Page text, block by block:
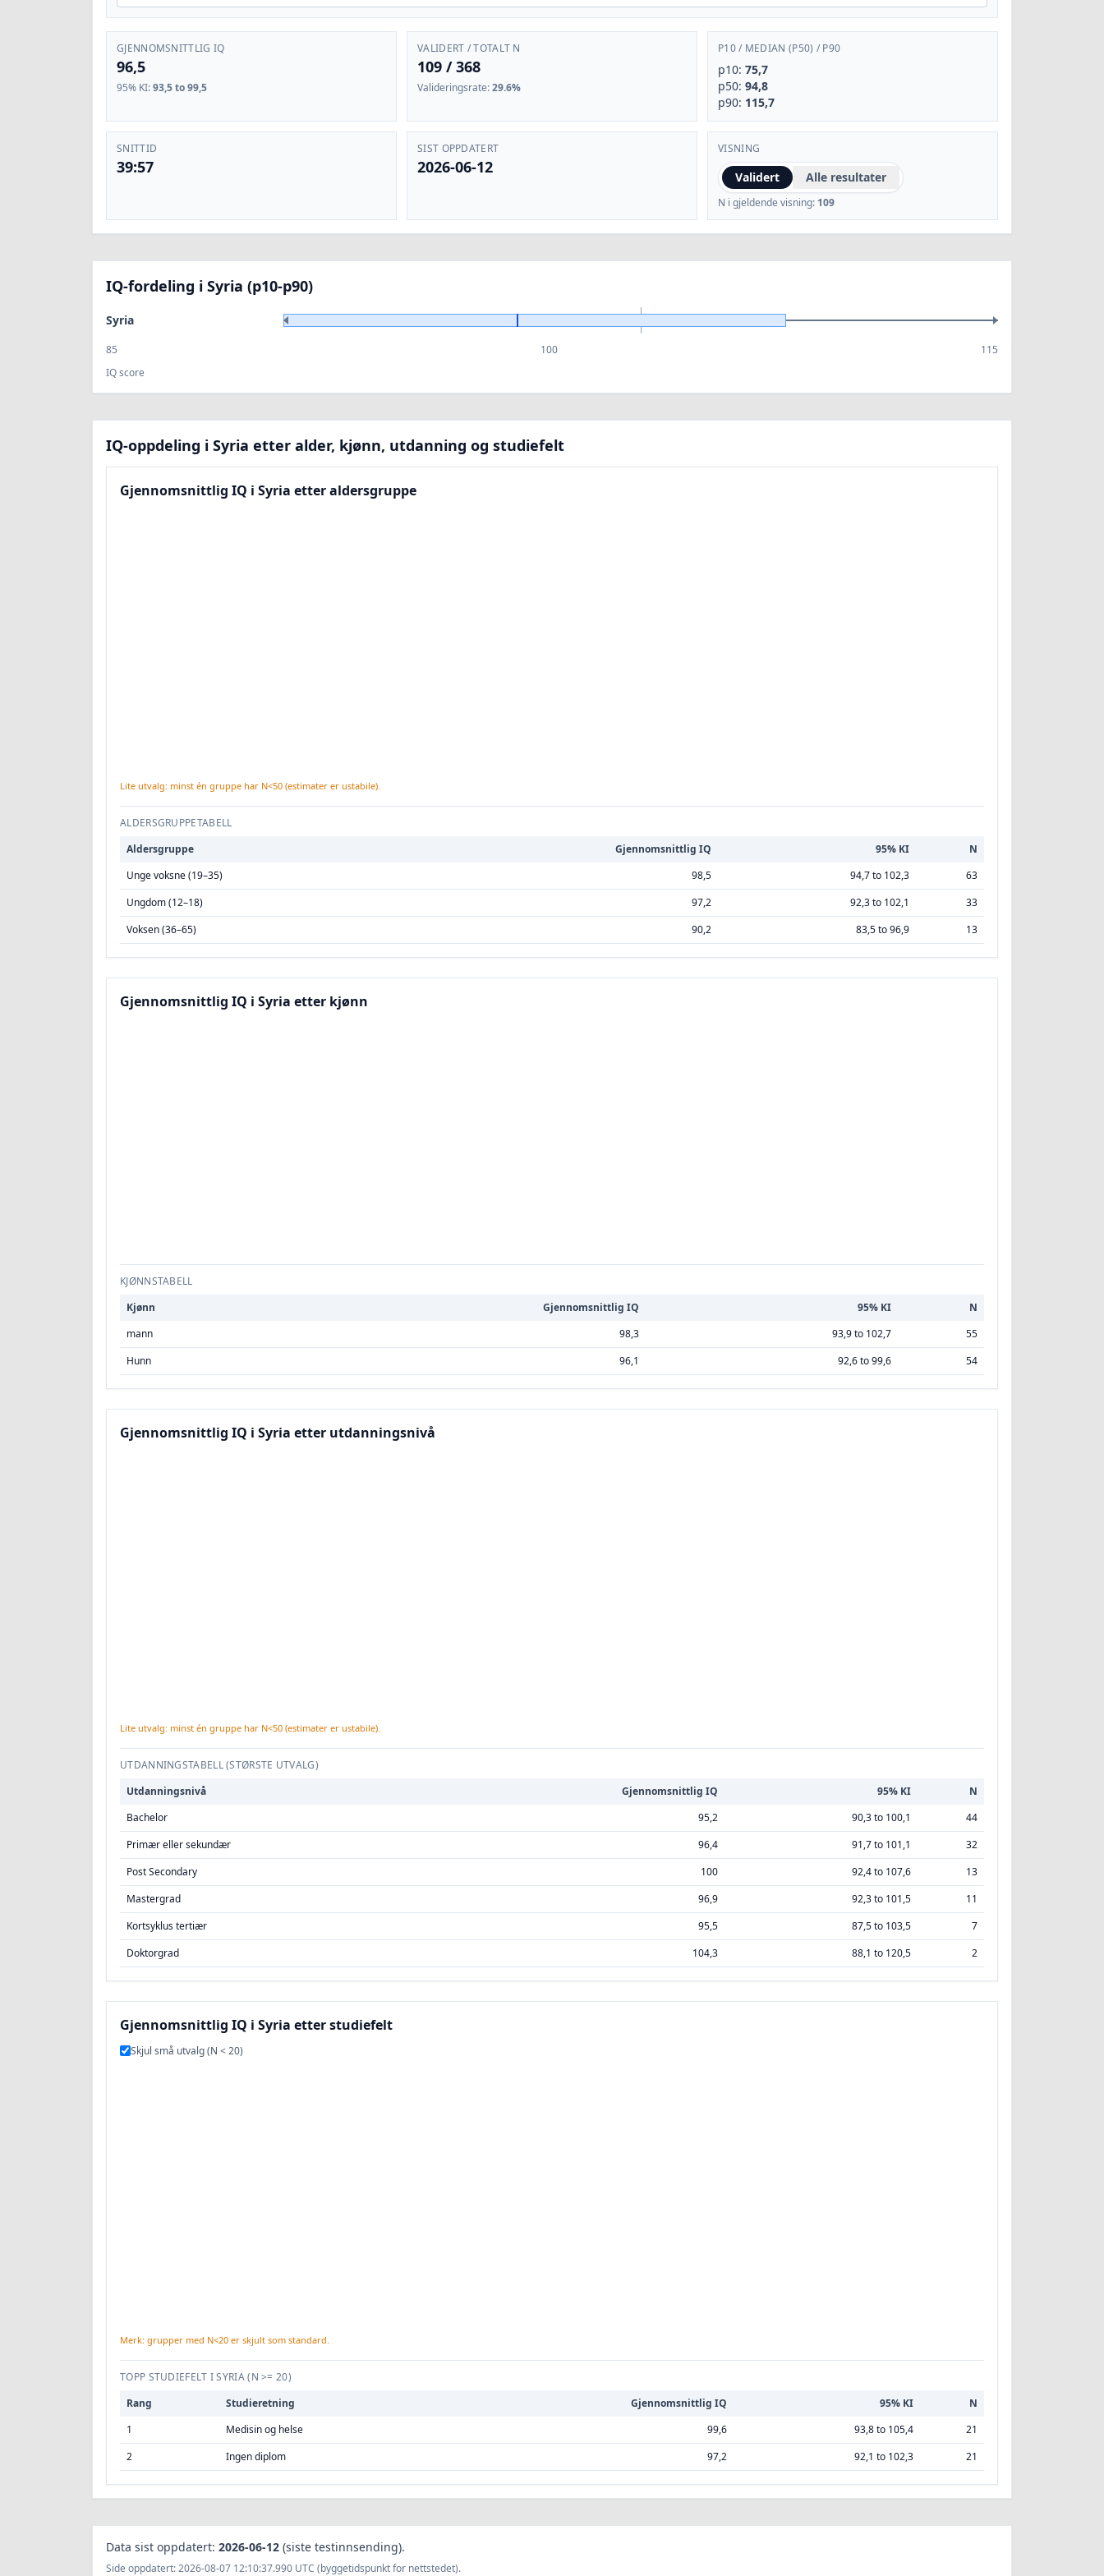
GJENNOMSNITTLIG IQ
96,5
95% KI:93,5 to 99,5
VALIDERT / TOTALT N
109 /368
Valideringsrate:29.6%
P10/ MEDIAN (P50) / P90
p10: 75,7
p50: 94,8
p90: 115,7
SNITTID
39:57
SIST OPPDATERT
2026-06-12
VISNING
Validert Alle resultater
N i gjeldende visning: 109
IQ-fordeling i Syria (p10-p90)
Syria
85 100
115
IQ score
IQ-oppdeling i Syria etter alder, kjønn, utdanning og studiefelt
Gjennomsnittlig IQ i Syria etter aldersgruppe
Lite utvalg: minst én gruppe har N<50 (estimater er ustabile).
ALDERSGRUPPETABELL
Aldersgruppe
Gjennomsnittlig IQ 95% KI
N
Unge voksne (19–35)
98,5 94,7 to 102,3
63
Ungdom (12–18)
97,2 92,3 to 102,1
33
Voksen (36–65)
90,2 83,5 to 96,9 13
Gjennomsnittlig IQ i Syria etter kjønn
KJØNNSTABELL
Kjønn
Gjennomsnittlig IQ 95% KI
N
mann
98,3 93,9 to 102,7
55
Hunn
96,1 92,6 to 99,6 54
Gjennomsnittlig IQ i Syria etter utdanningsnivå
Lite utvalg: minst én gruppe har N<50 (estimater er ustabile).
UTDANNINGSTABELL (STØRSTE UTVALG)
Utdanningsnivå
Gjennomsnittlig IQ 95% KI
N
Bachelor
95,2 90,3 to 100,1
44
Primær eller sekundær
96,4 91,7 to 101,1
32
Post Secondary
100 92,4 to 107,6
13
Mastergrad
96,9 92,3 to 101,5
11
Kortsyklus tertiær
95,5 87,5 to 103,5
7
Doktorgrad
104,3 88,1 to 120,5 2
Gjennomsnittlig IQ i Syria etter studiefelt
Skjul små utvalg (N < 20)
Merk: grupper med N<20 er skjult som standard.
TOPP STUDIEFELT I SYRIA(N >= 20)
Rang
Studieretning Gjennomsnittlig IQ 95% KI
N
1
Medisin og helse 99,6 93,8 to 105,4
21
2
Ingen diplom 97,2 92,1 to 102,3 21
Data sist oppdatert: 2026-06-12 (siste testinnsending).
Side oppdatert: 2026-08-07 12:10:37.990 UTC (byggetidspunkt for nettstedet).